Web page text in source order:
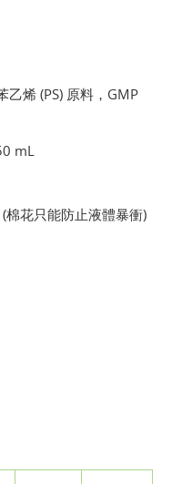
乙烯 (PS) 原料，GMP
mL
棉花只能防止液體暴衝)